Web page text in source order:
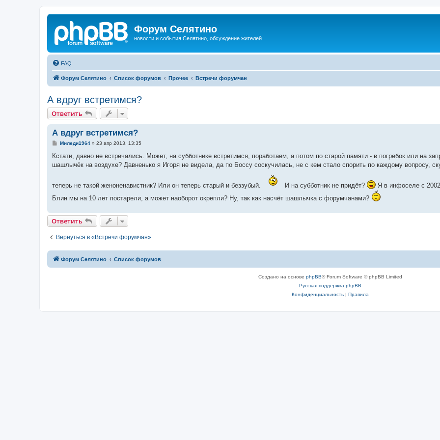
Форум Селятино
новости и события Селятино, обсуждение жителей
FAQ
Форум Селятино Список форумов Прочее Встречи форумчан
А вдруг встретимся?
Ответить
А вдруг встретимся?
С
о
щ
и
Миледи1964» 23 апр 2013, 13:35
Кстати, давно не встречались. Может, на субботнике встретимся, поработаем, а потом по старой памяти - в погребок или на
шашлычёк на воздухе? Давненько я Игоря не видела, да по Боссу соскучилась, не с кем стало спорить по каждому вопросу,
теперь не такой женоненавистник? Или он теперь старый и беззубый. И на субботник не придёт?
Я в инфоселе с
Блин мы на 10 лет постарели, а может наоборот окрепли? Ну, так как насчёт шашлычка с форумчанами?
Ответить
Вернуться в «Встречи форумчан»
Форум Селятино Список форумов
Создано на основе phpBB® Forum Software © phpBB Limited
Русская поддержка phpBB
Конфиденциальность| Правила